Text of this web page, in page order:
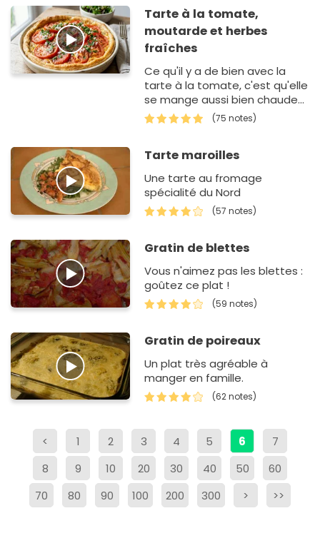
Tarte à la tomate,
moutarde et herbes
fraîches
Ce qu'il y a de bien avec la
tarte à la tomate, c'est qu'elle
se mange aussi bien chaude
que froide. Pour cette recette,
vous avez le choix entre
(75 notes)
Tarte maroilles
Une tarte au fromage
spécialité du Nord
(57 notes)
Gratin de blettes
Vous n'aimez pas les blettes :
goûtez ce plat !
(59 notes)
Gratin de poireaux
Un plat très agréable à
manger en famille.
(62 notes)
< 1 2 3 4 5 6
7
8
9 10 20 30 40 50
60
70
80 90 100 200 300 > >>